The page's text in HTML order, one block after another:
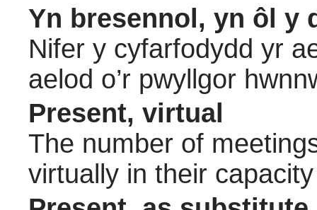
Yn bresennol, yn ôl y
Nifer y cyfarfodydd yr
aelod o’r pwyllgor
Present, virtual
The number of
virtually in their